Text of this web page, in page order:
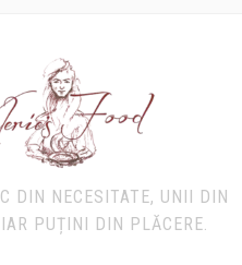
DIN NECESITATE, UNII DIN
PUȚINI DIN PLĂCERE.